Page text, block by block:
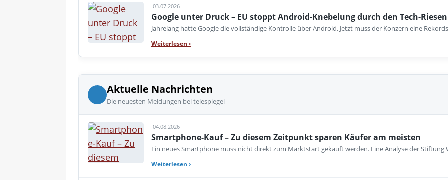
03.07.2026
Google unter Druck – EU stoppt Android-Knebelung durch den Tech-Riesen
Jahrelang hatte Google die vollständige Kontrolle über Android. Jetzt muss der Konzern eine
Weiterlesen ›
Aktuelle Nachrichten
Die neuesten Meldungen bei telespiegel
04.08.2026
Smartphone-Kauf – Zu diesem Zeitpunkt sparen Käufer am meisten
Ein neues Smartphone muss nicht direkt zum Marktstart gekauft werden. Eine Analyse der Stiftung
Weiterlesen ›